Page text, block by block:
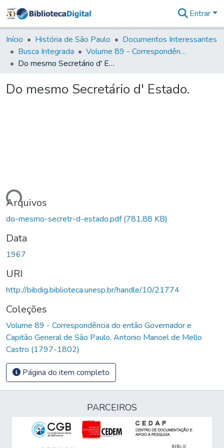
&
Coleções
Tudo na
Biblioteca
Estatísticas
Entrar
Início História de São Paulo
Documentos Interessantes
Busca Integrada
Volume 89 - Correspondência do então Governador e Capitão General de São Paulo, Antonio Manoel de Mello Castro (1797-1802)
Do mesmo Secretário d' Estado.
Do mesmo Secretário d' Estado.
Arquivos
do-mesmo-secretr-d-estado.pdf(781,88 KB)
Data
1967
URI
http://bibdig.biblioteca.unesp.br/handle/10/21774
Coleções
Volume 89 - Correspondência do então Governador e
Capitão General de São Paulo, Antonio Manoel de Mello
Castro (1797-1802)
Página do item completo
PARCEIROS